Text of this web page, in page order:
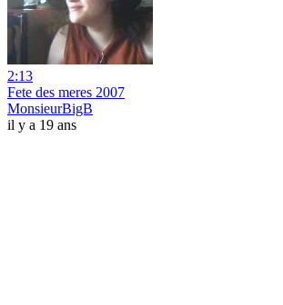
2:13
Fete des meres 2007
MonsieurBigB
il y a 19 ans